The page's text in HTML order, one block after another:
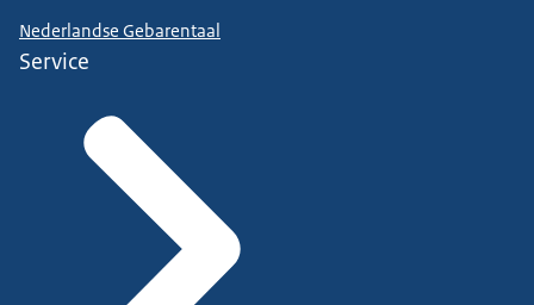
Nederlandse Gebarentaal
Service